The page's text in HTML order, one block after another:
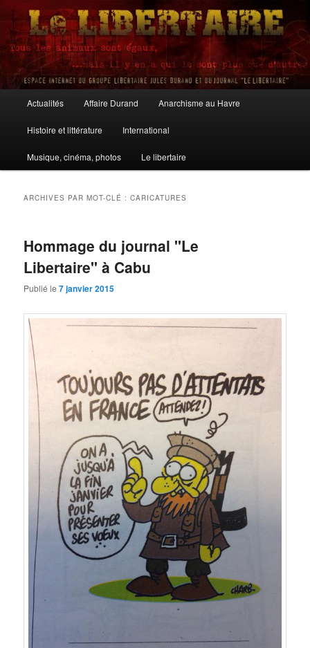
Aller
contenu
principal
Aller
contenu
secondaire
Le Libertaire
principal
Actualités Affaire Durand Anarchisme au Havre
Histoire et littérature International
Musique, cinéma, photos Le libertaire
ARCHIVES PAR MOT-CLÉ :CARICATURES
Hommage du journal "Le
Libertaire" à Cabu
Publié le7 janvier 2015